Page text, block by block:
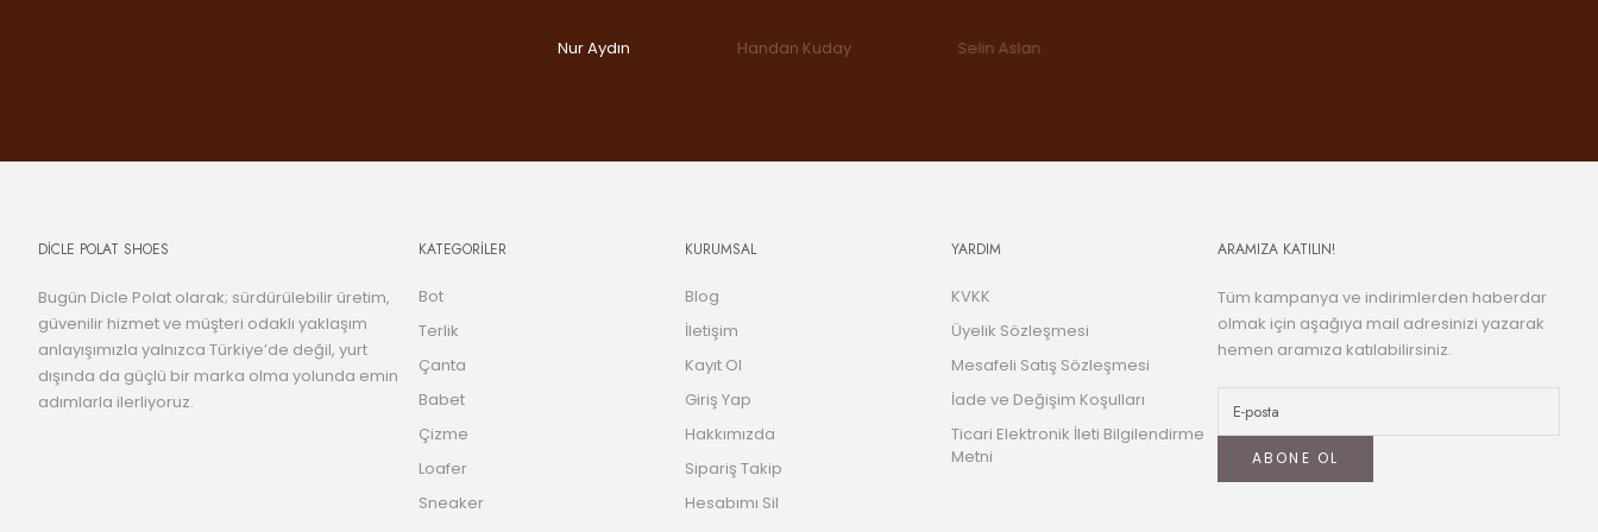
Nur Aydın Handan Kuday Selin Aslan
DİCLE POLAT SHOES
Bugün Dicle Polat olarak; sürdürülebilir üretim,
güvenilir hizmet ve müşteri odaklı yaklaşım
anlayışımızla yalnızca Türkiye’de değil, yurt
dışında da güçlü bir marka olma yolunda emin
adımlarla ilerliyoruz.
KATEGORİLER
Bot
Terlik
Çanta
Babet
Çizme
Loafer
Sneaker
KURUMSAL
Blog
İletişim
Kayıt Ol
Giriş Yap
Hakkımızda
Sipariş Takip
Hesabımı Sil
YARDIM
KVKK
Üyelik Sözleşmesi
Mesafeli Satış Sözleşmesi
İade ve Değişim Koşulları
Ticari Elektronik İleti Bilgilendirme
Metni
ARAMIZA KATILIN!
Tüm kampanya ve indirimlerden haberdar
olmak için aşağıya mail adresinizi yazarak
hemen aramıza katılabilirsiniz.
ABONE OL